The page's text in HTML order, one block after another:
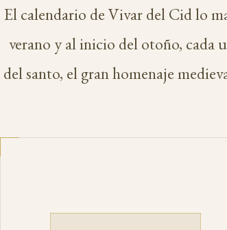
El calendario de Vivar del Cid lo
verano y al inicio del otoño, cada
del santo, el gran homenaje